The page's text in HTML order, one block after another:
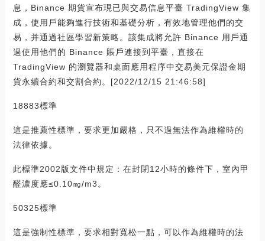
息，Binance 期貨宣布現已與交易信息平臺 TradingView 集
成，使用戶能夠進行技術和基礎分析，有效地管理他們的交
易，并通過社區學習新策略。該集成將允許 Binance 用戶通
過使用他們的 Binance 賬戶連接到平臺，直接在
TradingView 的瀏覽器和桌面應用程序中交易美元保證金期
貨永續合約和交割合約。[2022/12/15 21:46:58]
18883標準
這是推薦性標準，要求更加嚴格，只不過無法作為維權時的
法律依據。
此標準2002版文件中規定：在封閉12小時的條件下，室內甲
醛濃度應≤0.10㎎/m3。
50325標準
這是強制性標準，要求相對寬松一點，可以作為維權時的法